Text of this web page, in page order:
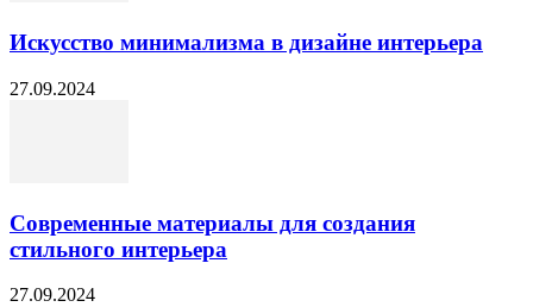
Искусство минимализма в дизайне интерьера
27.09.2024
Современные материалы для создания
стильного интерьера
27.09.2024